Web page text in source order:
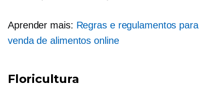
Aprender mais: Regras e regulamentos para
venda de alimentos online
Floricultura